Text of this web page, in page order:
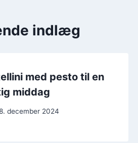
indlæg
med pesto til en
middag
december 2024